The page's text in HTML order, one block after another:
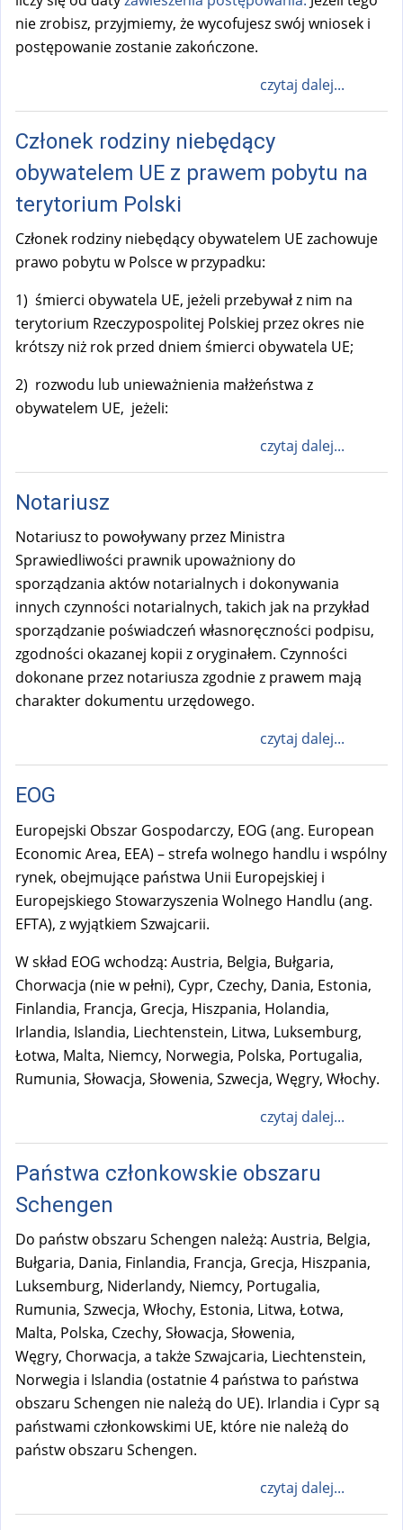
a
l
)
nie zrobisz, przyjmiemy, że wycofujesz swój wniosek i
postępowanie zostanie zakończone.
czytaj dalej...
Członek rodziny niebędący
obywatelem UE z prawem pobytu na
terytorium Polski
Członek rodziny niebędący obywatelem UE zachowuje
prawo pobytu w Polsce w przypadku:
1) śmierci obywatela UE, jeżeli przebywał z nim na
terytorium Rzeczypospolitej Polskiej przez okres nie
krótszy niż rok przed dniem śmierci obywatela UE;
2) rozwodu lub unieważnienia małżeństwa z
obywatelem UE, jeżeli:
czytaj dalej...
Notariusz
Notariusz to powoływany przez Ministra
Sprawiedliwości prawnik upoważniony do
sporządzania aktów notarialnych i dokonywania
innych czynności notarialnych, takich jak na przykład
sporządzanie poświadczeń własnoręczności podpisu,
zgodności okazanej kopii z oryginałem. Czynności
dokonane przez notariusza zgodnie z prawem mają
charakter dokumentu urzędowego.
czytaj dalej...
EOG
Europejski Obszar Gospodarczy, EOG (ang. European
Economic Area, EEA) – strefa wolnego handlu i wspólny
rynek, obejmujące państwa Unii Europejskiej i
Europejskiego Stowarzyszenia Wolnego Handlu (ang.
EFTA), z wyjątkiem Szwajcarii.
W skład EOG wchodzą: Austria, Belgia, Bułgaria,
Chorwacja (nie w pełni), Cypr, Czechy, Dania, Estonia,
Finlandia, Francja, Grecja, Hiszpania, Holandia,
Irlandia, Islandia, Liechtenstein, Litwa, Luksemburg,
Łotwa, Malta, Niemcy, Norwegia, Polska, Portugalia,
Rumunia, Słowacja, Słowenia, Szwecja, Węgry, Włochy.
czytaj dalej...
Państwa członkowskie obszaru
Schengen
Do państw obszaru Schengen należą: Austria, Belgia,
Bułgaria, Dania, Finlandia, Francja, Grecja, Hiszpania,
Luksemburg, Niderlandy, Niemcy, Portugalia,
Rumunia, Szwecja, Włochy, Estonia, Litwa, Łotwa,
Malta, Polska, Czechy, Słowacja, Słowenia,
Węgry, Chorwacja, a także Szwajcaria, Liechtenstein,
Norwegia i Islandia (ostatnie 4 państwa to państwa
obszaru Schengen nie należą do UE). Irlandia i Cypr są
państwami członkowskimi UE, które nie należą do
państw obszaru Schengen.
czytaj dalej...